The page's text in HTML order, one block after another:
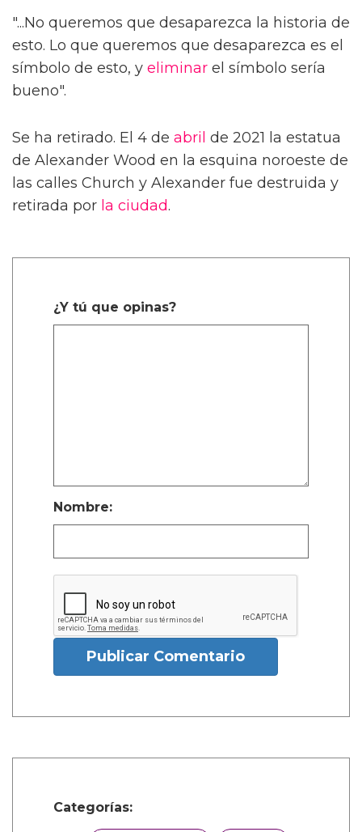
"...No queremos que desaparezca la historia de
esto. Lo que queremos que desaparezca es el
símbolo de esto, y eliminar el símbolo sería
bueno".
Se ha retirado. El 4 de abril de 2021 la estatua
de Alexander Wood en la esquina noroeste de
las calles Church y Alexander fue destruida y
retirada por la ciudad.
¿Y tú que opinas?
Nombre:
Publicar Comentario
Categorías: